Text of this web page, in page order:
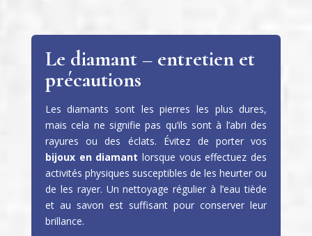
Le diamant – entretien et
précautions
Les diamants sont les pierres les plus dures,
mais cela ne signifie pas qu’ils sont à l’abri des
rayures ou des éclats. Évitez de porter vos
bijoux en diamant lorsque vous effectuez des
activités physiques susceptibles de les heurter ou
de les rayer. Un nettoyage régulier à l’eau tiède
et au savon est suffisant pour conserver leur
brillance.